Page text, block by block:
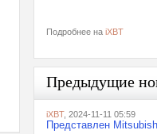
Подробнее на iXBT
Предыдущие
iXBT, 2024-11-11 05:59
Представлен